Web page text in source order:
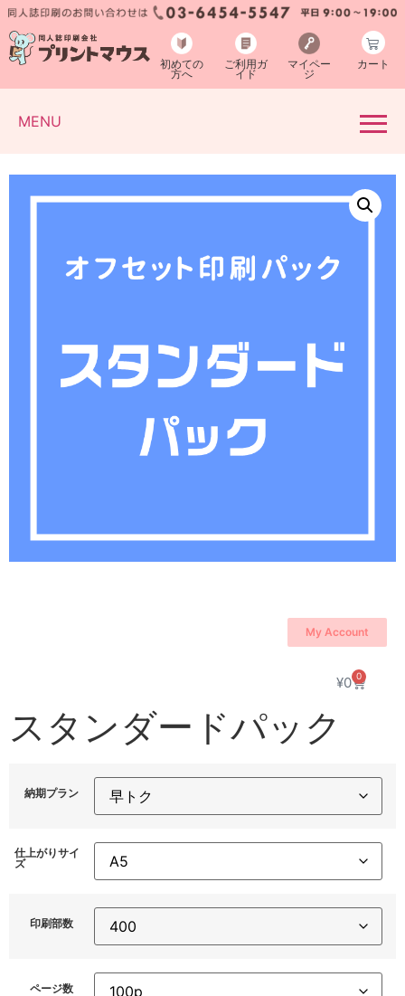
初めての
方へ
ご利用ガ
イド
マイペー
ジ
カート
MENU
My Account
¥0 0
スタンダードパック
納期プラン
仕上がりサイ
ズ
印刷部数
ページ数